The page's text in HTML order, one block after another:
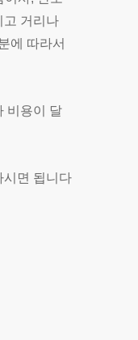
고 거리나
에 따라서
비용이 달
시면 됩니다